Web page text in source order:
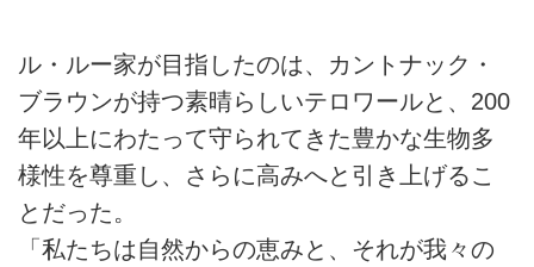
ル・ルー家が目指したのは、カントナック・
ブラウンが持つ素晴らしいテロワールと、200
年以上にわたって守られてきた豊かな生物多
様性を尊重し、さらに高みへと引き上げるこ
とだった。
「私たちは自然からの恵みと、それが我々の